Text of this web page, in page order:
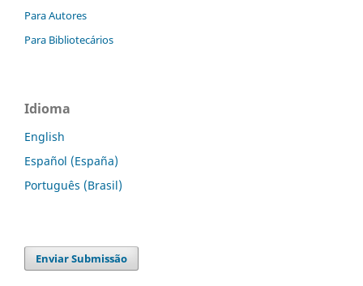
Para Autores
Para Bibliotecários
Idioma
English
Español (España)
Português (Brasil)
Enviar Submissão